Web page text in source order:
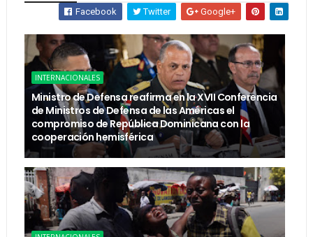
Facebook Twitter Google+
INTERNACIONALES
Ministro de Defensa reafirma en la XVII Conferencia
de Ministros de Defensa de las Américas el
compromiso de República Dominicana con la
cooperación hemisférica